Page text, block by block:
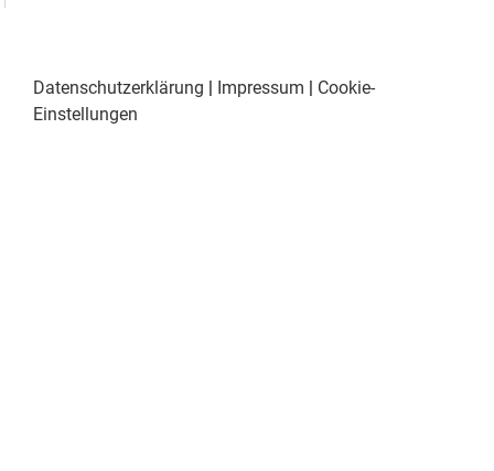
Datenschutzerklärung | Impressum | Cookie-
Einstellungen